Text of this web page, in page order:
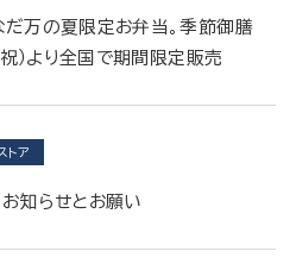
だ万の夏限定お弁当。季節御膳
祝）より全国で期間限定販売
トア
知らせとお願い